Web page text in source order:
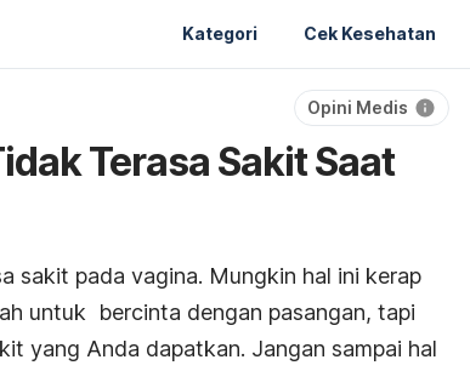
Kategori Cek Kesehatan
Opini Medis
Terasa Sakit Saat
sakit pada vagina. Mungkin hal ini kerap
untuk bercinta dengan pasangan, tapi
yang Anda dapatkan. Jangan sampai hal